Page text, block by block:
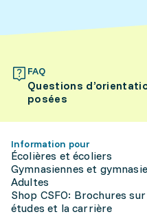
FAQ
Questions
posées
Information pour
Écolières et écoliers
Gymnasiennes et
Adultes
Shop CSFO: Brochures
études et la carrière